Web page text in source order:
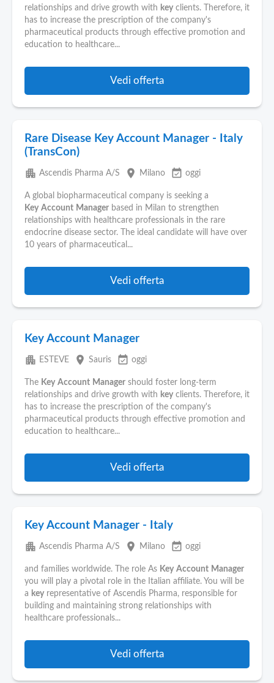
relationships and drive growth with key clients. Therefore, it
has to increase the prescription of the company's
pharmaceutical products through effective promotion and
education to healthcare...
Vedi offerta
Rare Disease Key Account Manager - Italy
(TransCon)
apartment Ascendis Pharma A/S place Milano event_available oggi
A global biopharmaceutical company is seeking a
Key Account Manager based in Milan to strengthen
relationships with healthcare professionals in the rare
endocrine disease sector. The ideal candidate will have over
10 years of pharmaceutical...
Vedi offerta
Key Account Manager
apartment ESTEVE place Sauris event_available oggi
The Key Account Manager should foster long-term
relationships and drive growth with key clients. Therefore, it
has to increase the prescription of the company's
pharmaceutical products through effective promotion and
education to healthcare...
Vedi offerta
Key Account Manager - Italy
apartment Ascendis Pharma A/S place Milano event_available oggi
and families worldwide. The role As Key Account Manager
you will play a pivotal role in the Italian affiliate. You will be
a key representative of Ascendis Pharma, responsible for
building and maintaining strong relationships with
healthcare professionals...
Vedi offerta